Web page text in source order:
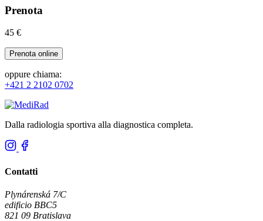
Prenota
45 €
Prenota online
oppure chiama:
+421 2 2102 0702
Dalla radiologia sportiva alla diagnostica completa.
Contatti
Plynárenská 7/C
edificio BBC5
821 09 Bratislava